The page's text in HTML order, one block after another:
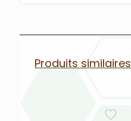
Produits similaires